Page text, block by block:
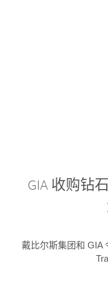
GIA 收购钻
戴比尔斯集团和 GIA